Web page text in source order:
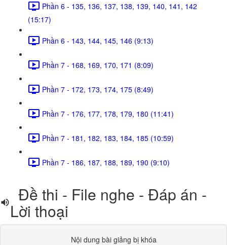
Phần 6 - 135, 136, 137, 138, 139, 140, 141, 142
(15:17)
Phần 6 - 143, 144, 145, 146 (9:13)
Phần 7 - 168, 169, 170, 171 (8:09)
Phần 7 - 172, 173, 174, 175 (8:49)
Phần 7 - 176, 177, 178, 179, 180 (11:41)
Phần 7 - 181, 182, 183, 184, 185 (10:59)
Phần 7 - 186, 187, 188, 189, 190 (9:10)
Đề thi - File nghe - Đáp án -
Lời thoại
Nội dung bài giảng bị khóa